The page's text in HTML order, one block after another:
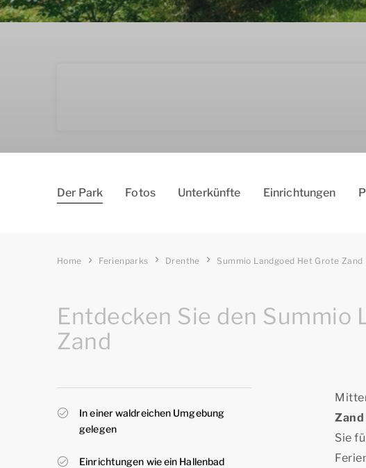
Der Park Fotos Un­ter­kün­fte Einrichtungen
Home Ferienparks Drenthe Summio Landgoed Het Grote Zand
Entdecken Sie den Summio
Zand
In einer waldreichen Umgebung
gelegen
Einrichtungen wie ein Hallenbad
Zand
Sie